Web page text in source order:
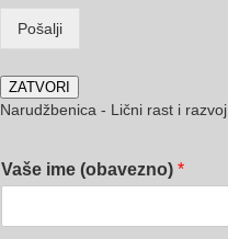
Pošalji
ZATVORI
Narudžbenica - Lični rast i razvoj
Vaše ime (obavezno) *